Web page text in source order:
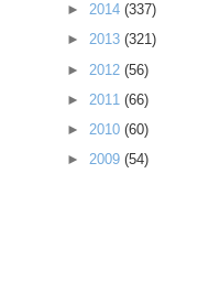
► 2014 (337)
► 2013 (321)
► 2012 (56)
► 2011 (66)
► 2010 (60)
► 2009 (54)